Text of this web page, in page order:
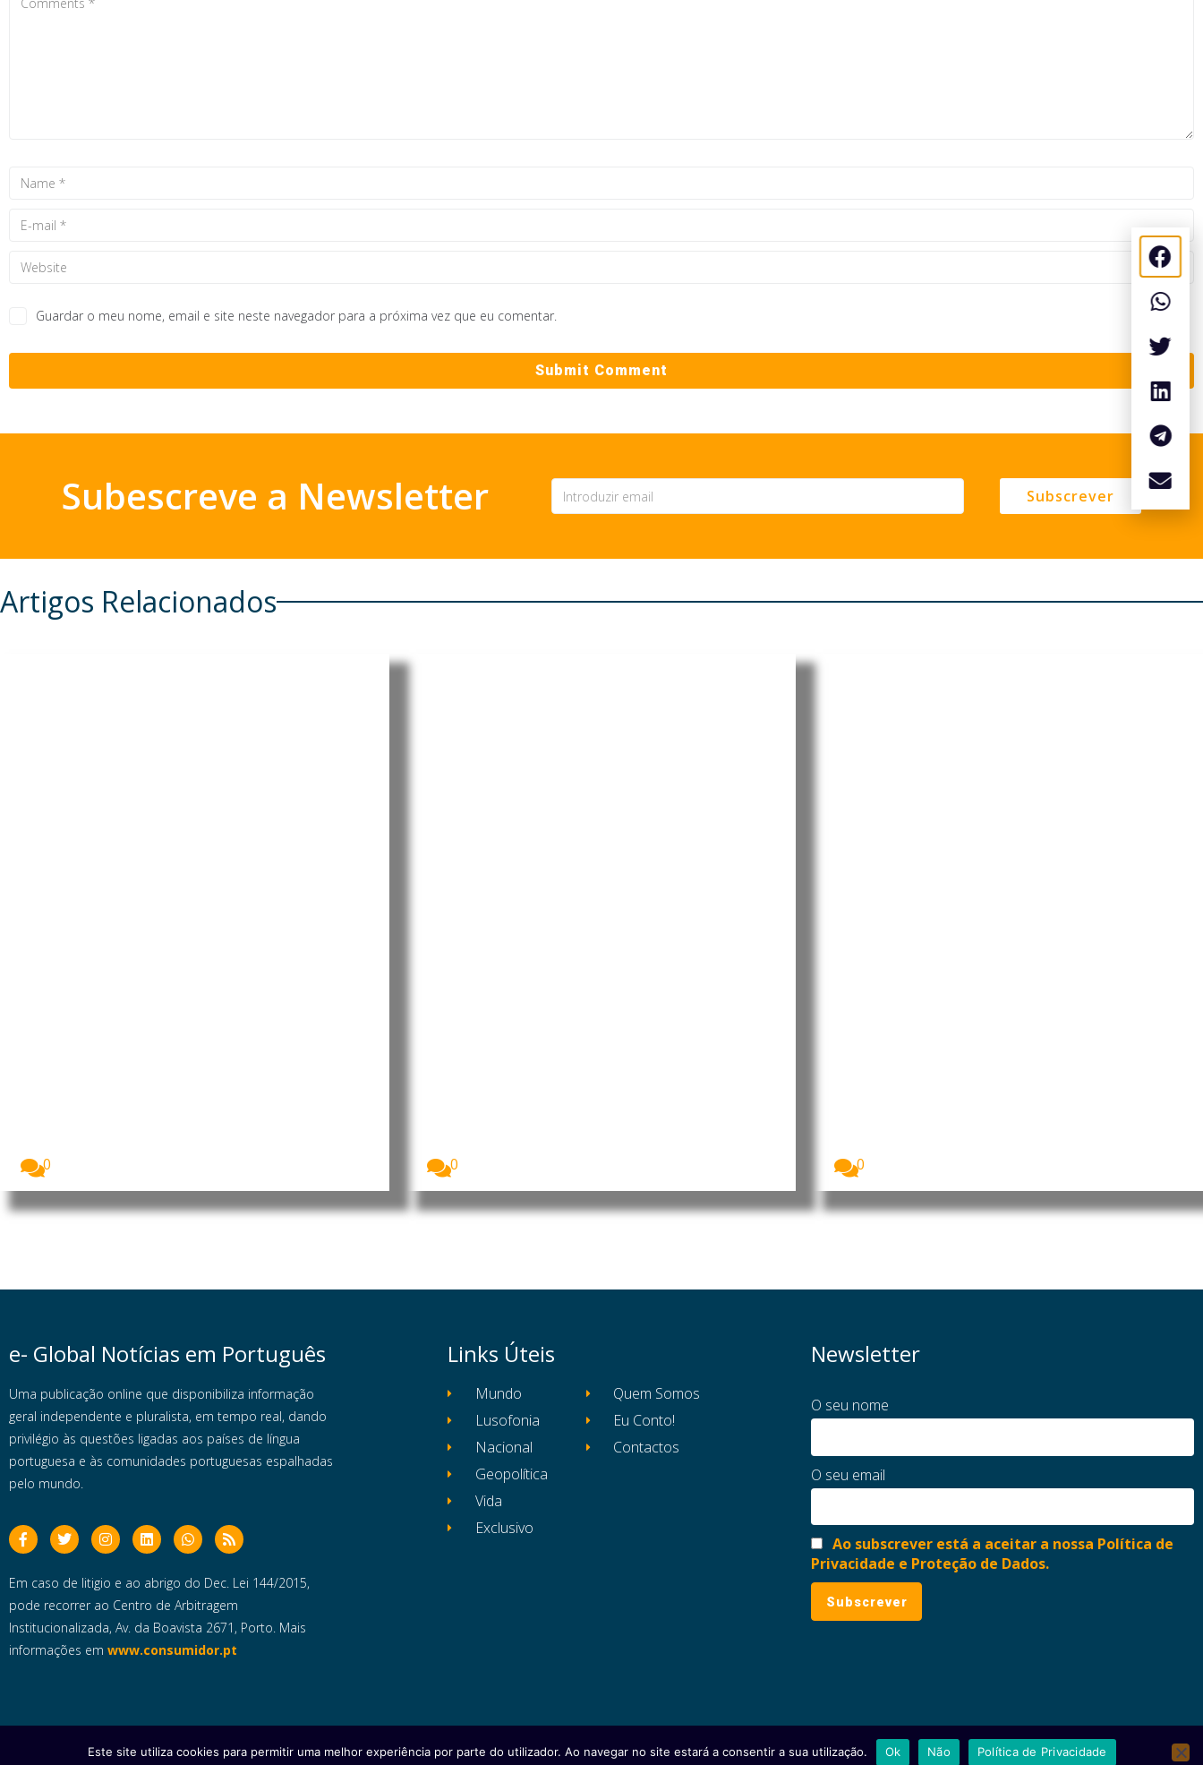
Guardar o meu nome, email e site neste navegador para a próxima vez que eu comentar.
Subescreve a Newsletter Subscrever
Artigos Relacionados
0
0
0
e- Global Notícias em Português
Uma publicação online que disponibiliza informação
geral independente e pluralista, em tempo real, dando
privilégio às questões ligadas aos países de língua
portuguesa e às comunidades portuguesas espalhadas
pelo mundo.
Em caso de litigio e ao abrigo do Dec. Lei 144/2015,
pode recorrer ao Centro de Arbitragem
Institucionalizada, Av. da Boavista 2671, Porto. Mais
informações em www.consumidor.pt
Links Úteis
Mundo
Lusofonia
Nacional
Geopolítica
Vida
Exclusivo
Quem Somos
Eu Conto!
Contactos
Newsletter
O seu nome
O seu email
Ao subscrever está a aceitar a nossa Política de
Privacidade e Proteção de Dados.
Copyright © 2025 e- Global Notícias em Português | Todos os direitos reservados Ficha Técnica Estatuto Editorial Política de Privacidade e Proteção de Dados
Este site utiliza cookies para permitir uma melhor experiência por parte do utilizador. Ao navegar no site estará a consentir a sua utilização. Ok Não Política de Privacidade